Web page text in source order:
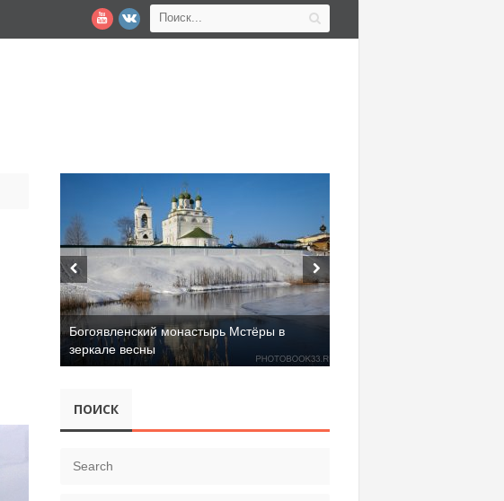
Богоявленский монастырь Мстёры в
зеркале весны
ПОИСК